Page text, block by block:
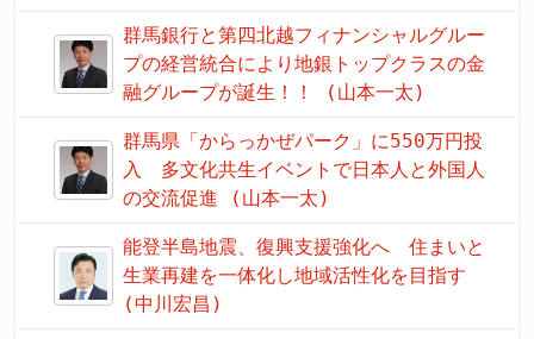
群馬銀行と第四北越フィナンシャルグルー
プの経営統合により地銀トップクラスの金
融グループが誕生！！ (山本一太)
群馬県「からっかぜパーク」に550万円投
入 多文化共生イベントで日本人と外国人
の交流促進 (山本一太)
能登半島地震、復興支援強化へ 住まいと
生業再建を一体化し地域活性化を目指す
(中川宏昌)